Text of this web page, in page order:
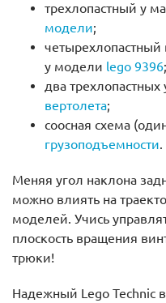
трехлопастный у
модели;
четырехлопастный
у модели lego 9396;
два
вертолета;
соосная схема
грузоподъемности.
Меняя угол наклона
можно влиять на
моделей. Учись
плоскость вращения
трюки!
Надежный Lego Technic